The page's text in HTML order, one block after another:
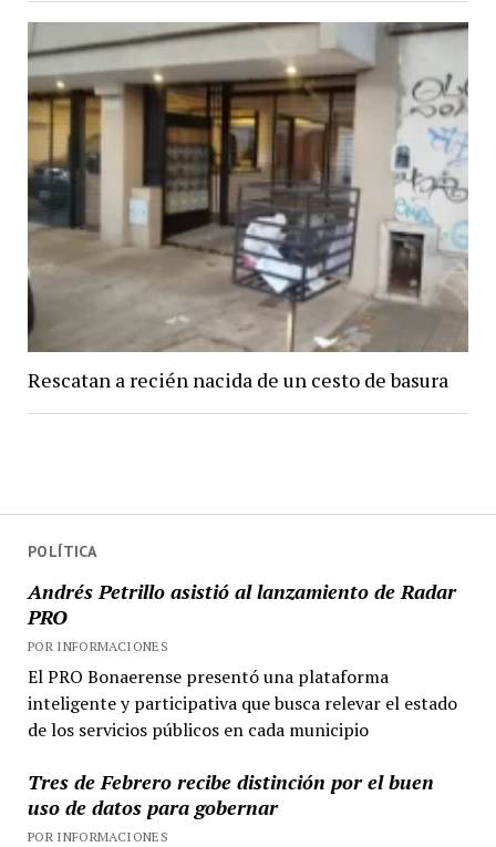
POLÍTICA
Andrés Petrillo asistió al lanzamiento de Radar
PRO
POR INFORMACIONES
El PRO Bonaerense presentó una plataforma
inteligente y participativa que busca relevar el estado
de los servicios públicos en cada municipio
Tres de Febrero recibe distinción por el buen
uso de datos para gobernar
POR INFORMACIONES
Rescatan a recién nacida de un cesto de basura